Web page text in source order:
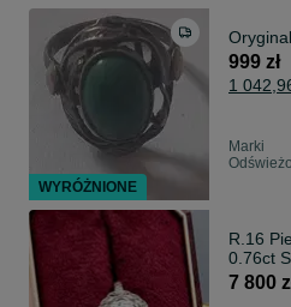
999 zł
1
Marki
R.16
7 800
WYRÓŻNIONE